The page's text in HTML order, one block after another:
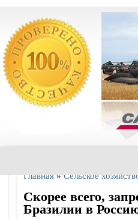
Главная»Сельское
Скорее всего,
Бразилии в